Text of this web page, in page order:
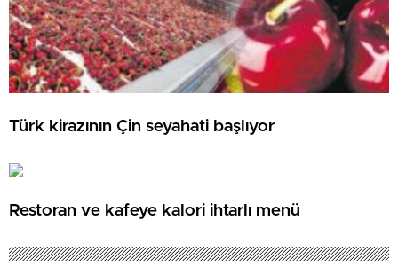
Türk kirazının Çin seyahati başlıyor
Restoran ve kafeye kalori ihtarlı menü